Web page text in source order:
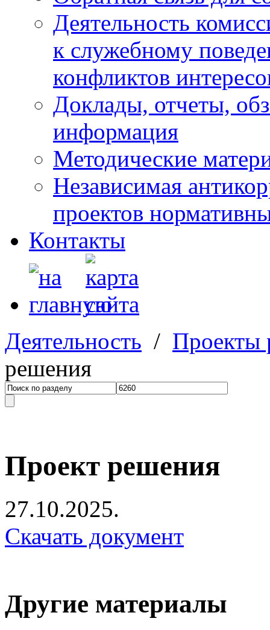
Деятельность
к служебному
конфликтов
Доклады, отчеты,
информация
Методические
Независимая
проектов
Контакты
Деятельность /
решения
Проект решения
27.10.2025.
Скачать документ
Другие материалы